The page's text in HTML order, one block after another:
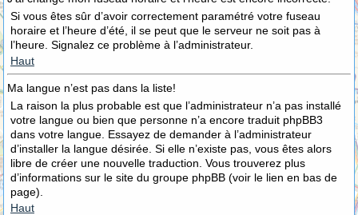
Si vous êtes sûr d’avoir correctement paramétré votre fuseau
horaire et l’heure d’été, il se peut que le serveur ne soit pas à
l’heure. Signalez ce problème à l’administrateur.
Haut
Ma langue n’est pas dans la liste!
La raison la plus probable est que l’administrateur n’a pas installé
votre langue ou bien que personne n’a encore traduit phpBB3
dans votre langue. Essayez de demander à l’administrateur
d’installer la langue désirée. Si elle n’existe pas, vous êtes alors
libre de créer une nouvelle traduction. Vous trouverez plus
d’informations sur le site du groupe phpBB (voir le lien en bas de
page).
Haut